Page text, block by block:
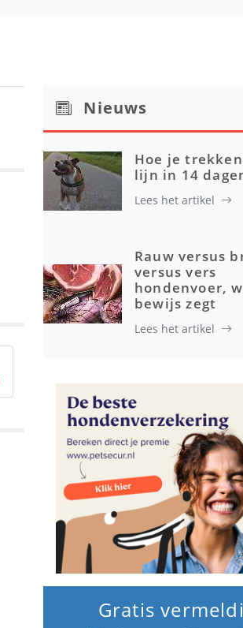
Nieuws
Hoe je
lijn in 14
Lees het artikel
Rauw versus
versus vers
hondenvoer,
bewijs zegt
Lees het artikel
Gratis